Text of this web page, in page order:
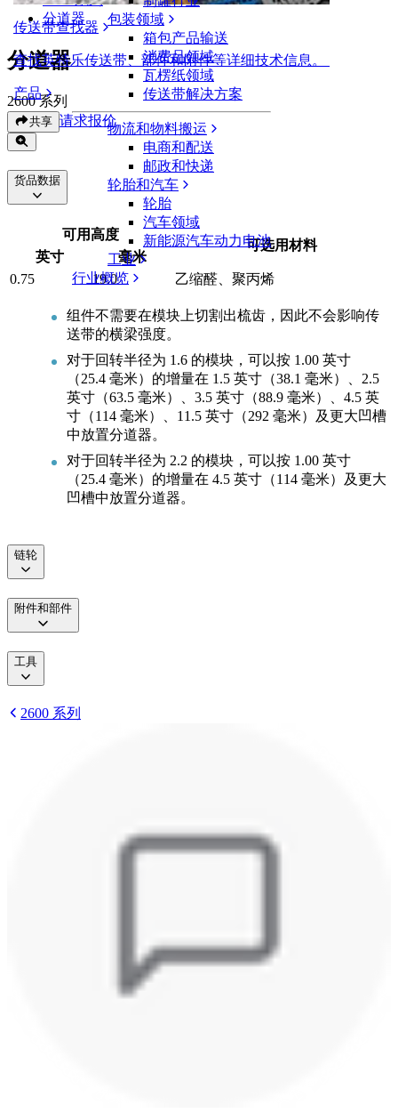
传送带查找器
查找英特乐传送带、部件和附件等详细技术信息。
产品
包装领域
箱包产品输送
消费品领域
瓦楞纸领域
传送带解决方案
物流和物料搬运
电商和配送
邮政和快递
轮胎和汽车
轮胎
汽车领域
新能源汽车动力电池
工业
行业概览
分道器
分道器
2600 系列
共享 请求报价
货品数据
可用高度
可选用材料
英寸
毫米
0.75
19.0 乙缩醛、聚丙烯
组件不需要在模块上切割出梳齿，因此不会影响传
送带的横梁强度。
对于回转半径为 1.6 的模块，可以按 1.00 英寸
（25.4 毫米）的增量在 1.5 英寸（38.1 毫米）、2.5
英寸（63.5 毫米）、3.5 英寸（88.9 毫米）、4.5 英
寸（114 毫米）、11.5 英寸（292 毫米）及更大凹槽
中放置分道器。
对于回转半径为 2.2 的模块，可以按 1.00 英寸
（25.4 毫米）的增量在 4.5 英寸（114 毫米）及更大
凹槽中放置分道器。
链轮
附件和部件
工具
2600 系列